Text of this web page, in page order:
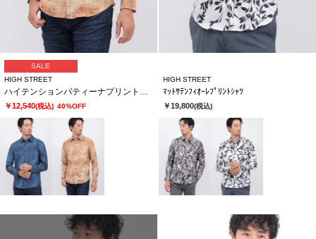
SALE
HIGH STREET
ハイテンションパティーナプリントシャツ
￥12,540(税込) 40%OFF
HIGH STREET
ﾏｯﾄｻﾃﾝﾌｨｵｰﾚﾌﾟﾘﾝﾄｼｬﾂ
￥19,800(税込)